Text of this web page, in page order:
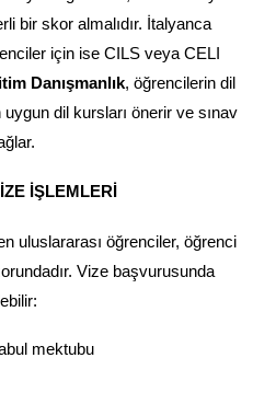
bir skor almalıdır. İtalyanca
için ise CILS veya CELI
Danışmanlık, öğrencilerin dil
dil kursları önerir ve sınav
İŞLEMLERI
uluslararası öğrenciler, öğrenci
Vize başvurusunda
mektubu